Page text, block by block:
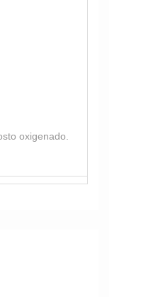
oxigenado.